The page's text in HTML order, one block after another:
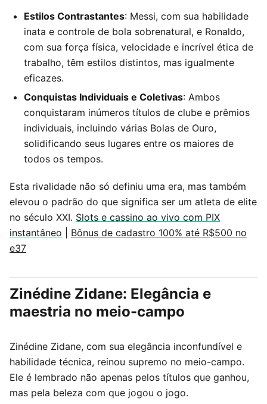
Estilos Contrastantes: Messi, com sua habilidade
inata e controle de bola sobrenatural, e Ronaldo,
com sua força física, velocidade e incrível ética de
trabalho, têm estilos distintos, mas igualmente
eficazes.
Conquistas Individuais e Coletivas: Ambos
conquistaram inúmeros títulos de clube e prêmios
individuais, incluindo várias Bolas de Ouro,
solidificando seus lugares entre os maiores de
todos os tempos.
Esta rivalidade não só definiu uma era, mas também
elevou o padrão do que significa ser um atleta de elite
no século XXI. Slots e cassino ao vivo com PIX
instantâneo
Bônus de cadastro 100% até R$500 no
e37
Zinédine Zidane: Elegância e
maestria no meio-campo
Zinédine Zidane, com sua elegância inconfundível e
habilidade técnica, reinou supremo no meio-campo.
Ele é lembrado não apenas pelos títulos que ganhou,
mas pela beleza com que jogou o jogo.